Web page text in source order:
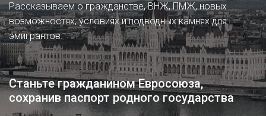
Рассказываем о гражданстве, ВНЖ, ПМЖ, новых
возможностях, условиях и подводных камнях для
эмигрантов.
Станьте гражданином Евросоюза,
сохранив паспорт родного государства